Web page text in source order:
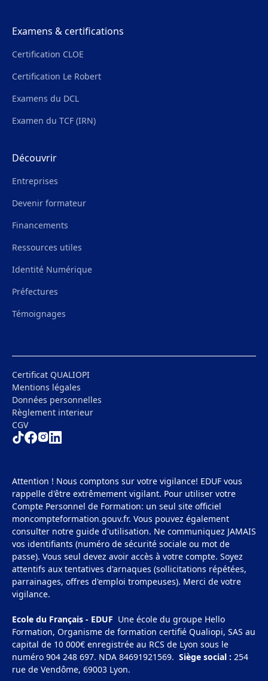
Examens & certifications
Certification CLOE
Certification Le Robert
Examens du DCL
Examen du TCF (IRN)
Découvrir
Entreprises
Devenir formateur
Financements
Ressources utiles
Identité Numérique
Préfectures
Témoignages
Certificat QUALIOPI
Mentions légales
Données personnelles
Règlement interieur
CGV
Attention ! Nous comptons sur votre vigilance! EDUF vous
rappelle d'être extrêmement vigilant. Pour utiliser votre
Compte Personnel de Formation: un seul site officiel
moncompteformation.gouv.fr. Vous pouvez également
consulter notre guide d'utilisation. Ne communiquez JAMAIS
vos identifiants (numéro de sécurité sociale ou mot de
passe). Vous seul devez avoir accès à votre compte. Soyez
attentifs aux tentatives d'arnaques (sollicitations répétées,
parrainages, offres d'emploi trompeuses). Merci de votre
vigilance.
Ecole du Français - EDUF Une école du groupe Hello
Formation, Organisme de formation certifié Qualiopi, SAS au
capital de 10 000€ enregistrée au RCS de Lyon sous le
numéro 904 248 697. NDA 84691921569. Siège social : 254
rue de Vendôme, 69003 Lyon.